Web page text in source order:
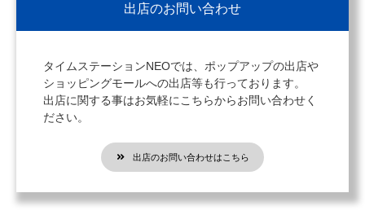
出店のお問い合わせ
タイムステーションNEOでは、ポップアップの出店や
ショッピングモールへの出店等も行っております。
出店に関する事はお気軽にこちらからお問い合わせく
ださい。
出店のお問い合わせはこちら